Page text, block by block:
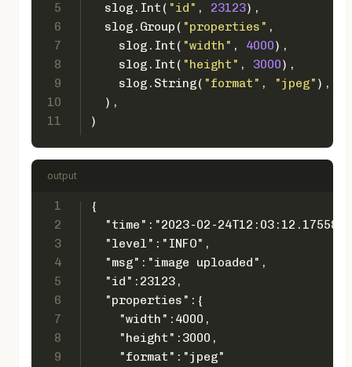
5
6
7
8
9
10
11
  slog.Int(
"id" , 23123),
  slog.Group(
"properties" ,
    slog.Int(
"width" , 4000),
    slog.Int(
"height" , 3000),
    slog.String(
"format" , "jpeg" ),
  ),
)
output
1
2
3
4
5
6
7
8
9
{
"time":"2023-02-
  "level":"INFO",
  "msg":"image uploaded",
  "id":23123,
  "properties":{
    "width":4000,
    "height":3000,
    "format":"jpeg"